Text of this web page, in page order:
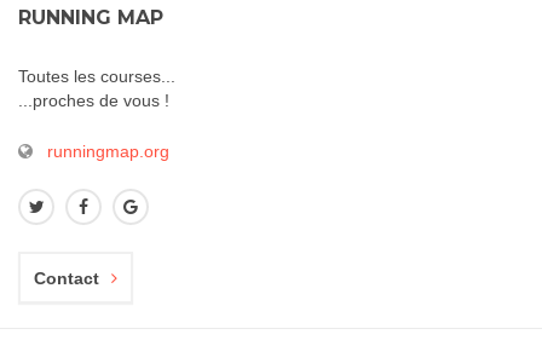
RUNNING MAP
Toutes les courses...
...proches de vous !
runningmap.org
Contact